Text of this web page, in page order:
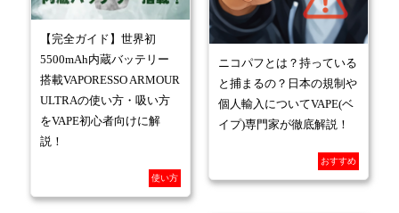
【完全ガイド】世界初
5500mAh内蔵バッテリー
搭載VAPORESSO ARMOUR
ULTRAの使い方・吸い方
をVAPE初心者向けに解
説！
使い方
ニコパフとは？持っている
と捕まるの？日本の規制や
個人輸入についてVAPE(ベ
イプ)専門家が徹底解説！
おすすめ